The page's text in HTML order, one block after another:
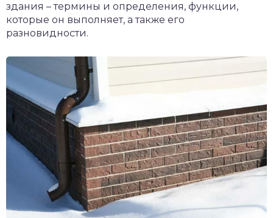
здания – термины и определения, функции,
которые он выполняет, а также его
разновидности.